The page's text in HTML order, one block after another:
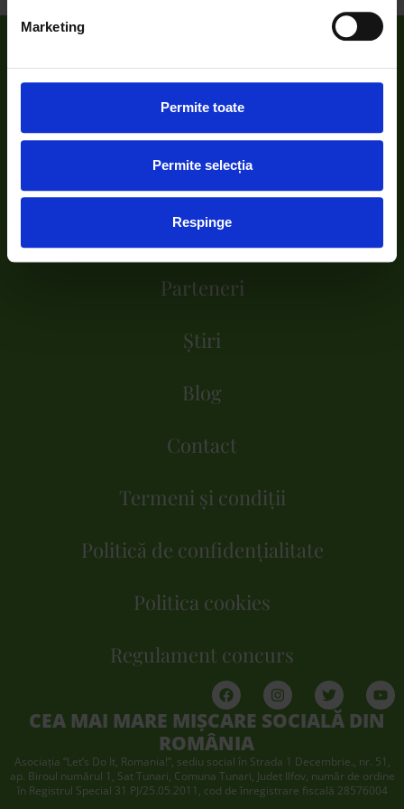
Marketing
Permite toate
Permite selecția
Respinge
Despre noi
Proiecte
Donează
Implică-te
Parteneri
Știri
Blog
Contact
Termeni și condiții
Politică de confidențialitate
Politica cookies
Regulament concurs
CEA MAI MARE MIȘCARE SOCIALĂ DIN
ROMÂNIA
Asociaţia “Let’s Do It, Romania!”, sediu social în Strada 1 Decembrie., nr. 51,
ap. Biroul numărul 1, Sat Tunari, Comuna Tunari, Judet Ilfov, număr de ordine
în Registrul Special 31 PJ/25.05.2011, cod de înregistrare fiscală 28576004